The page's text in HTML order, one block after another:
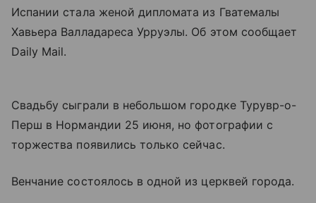
Испании стала женой дипломата из Гватемалы
Хавьера Валладареса Урруэлы. Об этом сообщает
Daily Mail.
Свадьбу сыграли в небольшом городке Турувр-о-
Перш в Нормандии 25 июня, но фотографии с
торжества появились только сейчас.
Венчание состоялось в одной из церквей города.